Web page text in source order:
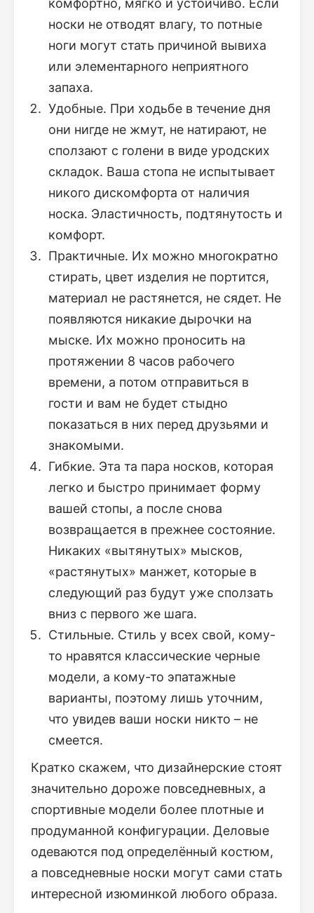
комфортно, мягко и устойчиво. Если
носки не отводят влагу, то потные
ноги могут стать причиной вывиха
или элементарного неприятного
запаха.
Удобные. При ходьбе в течение дня
они нигде не жмут, не натирают, не
сползают с голени в виде уродских
складок. Ваша стопа не испытывает
никого дискомфорта от наличия
носка. Эластичность, подтянутость и
комфорт.
Практичные. Их можно многократно
стирать, цвет изделия не портится,
материал не растянется, не сядет. Не
появляются никакие дырочки на
мыске. Их можно проносить на
протяжении 8 часов рабочего
времени, а потом отправиться в
гости и вам не будет стыдно
показаться в них перед друзьями и
знакомыми.
Гибкие. Эта та пара носков, которая
легко и быстро принимает форму
вашей стопы, а после снова
возвращается в прежнее состояние.
Никаких «вытянутых» мысков,
«растянутых» манжет, которые в
следующий раз будут уже сползать
вниз с первого же шага.
Стильные. Стиль у всех свой, кому-
то нравятся классические черные
модели, а кому-то эпатажные
варианты, поэтому лишь уточним,
что увидев ваши носки никто – не
смеется.
Кратко скажем, что дизайнерские стоят
значительно дороже повседневных, а
спортивные модели более плотные и
продуманной конфигурации. Деловые
одеваются под определённый костюм,
а повседневные носки могут сами стать
интересной изюминкой любого образа.